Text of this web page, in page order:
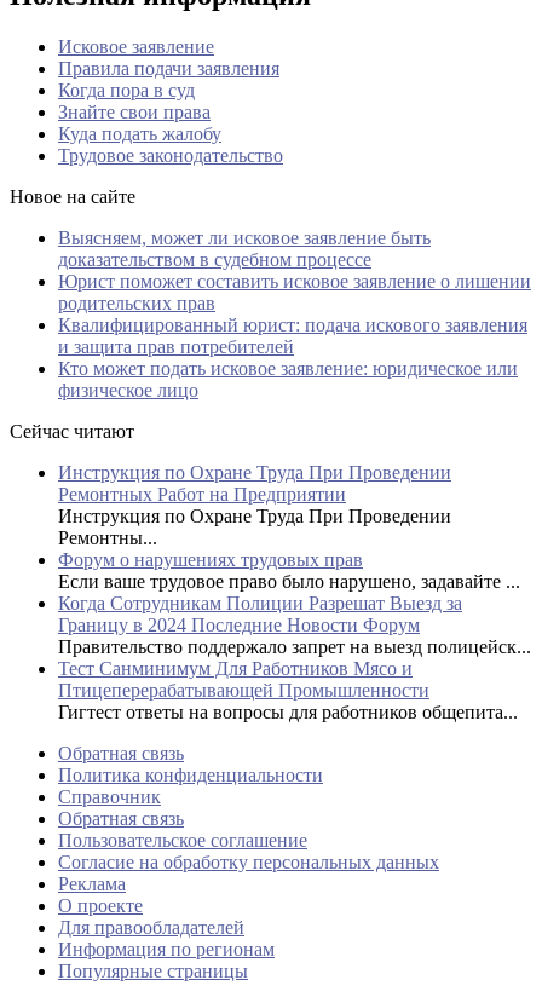
Исковое заявление
Правила подачи заявления
Когда пора в суд
Знайте свои права
Куда подать жалобу
Трудовое законодательство
Новое на сайте
Выясняем, может ли исковое заявление быть
доказательством в судебном процессе
Юрист поможет составить исковое заявление о лишении
родительских прав
Квалифицированный юрист: подача искового заявления
и защита прав потребителей
Кто может подать исковое заявление: юридическое или
физическое лицо
Сейчас читают
Инструкция по Охране Труда При Проведении
Ремонтных Работ на Предприятии
Инструкция по Охране Труда При Проведении
Ремонтны...
Форум о нарушениях трудовых прав
Если ваше трудовое право было нарушено, задавайте ...
Когда Сотрудникам Полиции Разрешат Выезд за
Границу в 2024 Последние Новости Форум
Правительство поддержало запрет на выезд полицейск...
Тест Санминимум Для Работников Мясо и
Птицеперерабатывающей Промышленности
Гигтест ответы на вопросы для работников общепита...
Обратная связь
Политика конфиденциальности
Справочник
Обратная связь
Пользовательское соглашение
Согласие на обработку персональных данных
Реклама
О проекте
Для правообладателей
Информация по регионам
Популярные страницы